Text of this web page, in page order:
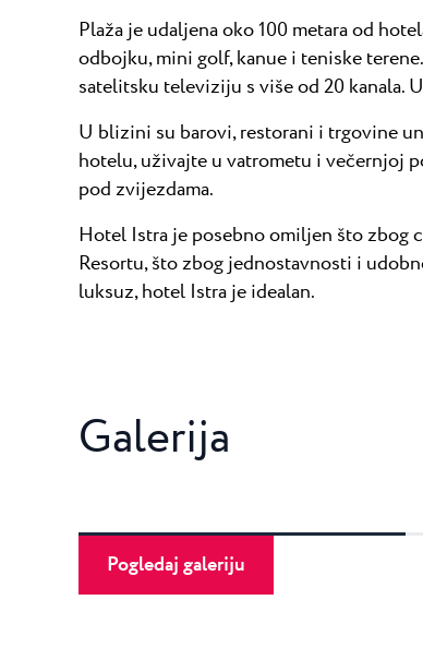
Plaža je udaljena oko 100 metara od
odbojku, mini golf, kanue i teniske
satelitsku televiziju s više od 20 kanala.
U blizini su barovi, restorani i trgovine
hotelu, uživajte u vatrometu i večernjoj
pod zvijezdama.
Hotel Istra je posebno omiljen što zbog
Resortu, što zbog jednostavnosti i
luksuz, hotel Istra je idealan.
Galerija
Pogledaj galeriju